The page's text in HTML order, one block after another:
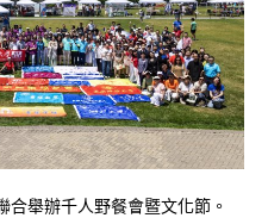
舉辦千人野餐會暨文化節。